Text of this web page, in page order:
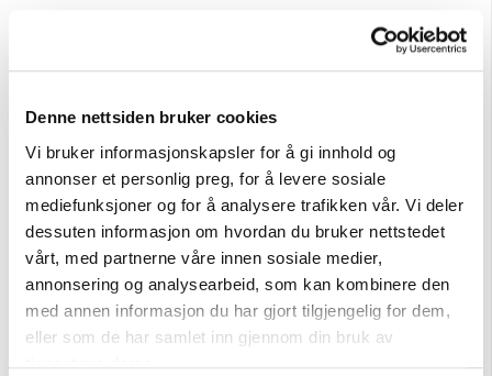
Denne nettsiden bruker cookies
Vi bruker informasjonskapsler for å gi innhold og
annonser et personlig preg, for å levere sosiale
mediefunksjoner og for å analysere trafikken vår. Vi deler
dessuten informasjon om hvordan du bruker nettstedet
vårt, med partnerne våre innen sosiale medier,
annonsering og analysearbeid, som kan kombinere den
med annen informasjon du har gjort tilgjengelig for dem,
eller som de har samlet inn gjennom din bruk av
Drivstoffet er mer utsatt for oksidasjon, fukt og
mikrobielle problemer, og egner seg ikke for
langtidslagring.
Ved bruk i kalde klima anbefales oppvarmede
Typiske spesifikasjoner:
Råstoff: 100% rapsmetylester
Standard: NS-EN 14214
Reduksjon i CO₂-utslipp: Minst 50%
Svovelinnhold: Maks 10 ppm